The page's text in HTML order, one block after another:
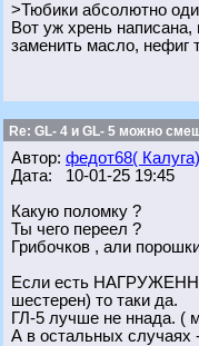
>Тюбики абсолютно
Вот уж хрень написана,
заменить масло, нефиг
Re: GL- 4 и GL- 5 можно
Автор: федот68( Калуга)
Дата: 10-01-25 19:45
Какую поломку ?
Ты чего переел ?
Грибочков , али
Если есть
шестерен) то таки да.
ГЛ-5 лучше не ннада. (
А в остальных случаях